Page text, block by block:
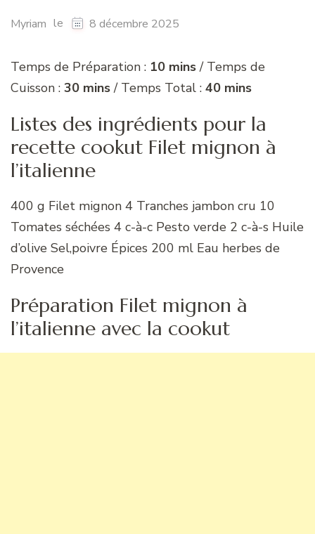
Myriam le 8 décembre 2025
Temps de Préparation : 10 mins/ Temps de
Cuisson : 30 mins/ Temps Total : 40 mins
Listes des ingrédients pour la
recette cookut Filet mignon à
l’italienne
400 g Filet mignon 4 Tranches jambon cru 10
Tomates séchées 4 c-à-c Pesto verde 2 c-à-s Huile
d’olive Sel,poivre Épices 200 ml Eau herbes de
Provence
Préparation Filet mignon à
l’italienne avec la cookut